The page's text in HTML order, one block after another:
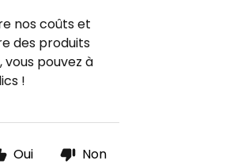
nos coûts et
des produits
vous pouvez à
!
Oui Non